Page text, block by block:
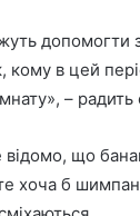
допомогти
кому в цей
– радить
що
хоча б